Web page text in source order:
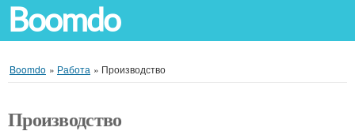
Boomdo
Boomdo » Работа » Производство
Производство